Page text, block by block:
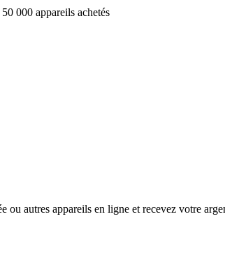
000 appareils achetés
ou autres appareils en ligne et recevez votre